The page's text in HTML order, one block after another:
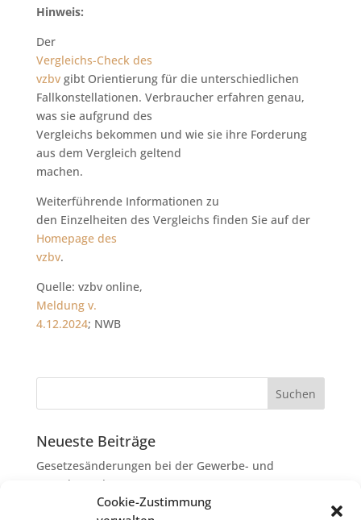
Cookie-Zustimmung
Hinweis:
Der
Vergleichs-Check des
vzbvgibt Orientierung für die unterschiedlichen
Fallkonstellationen. Verbraucher erfahren genau,
was sie aufgrund des
Vergleichs bekommen und wie sie ihre Forderung
aus dem Vergleich geltend
machen.
Weiterführende Informationen zu
den Einzelheiten des Vergleichs finden Sie auf der
Homepage des
vzbv.
Quelle: vzbv online,
Meldung v.
4.12.2024; NWB
Neueste Beiträge
Gesetzesänderungen bei der Gewerbe- und
Grunderwerbsteuer
Erbschaftsteuer: Rechtsanwaltskosten bei Streit über